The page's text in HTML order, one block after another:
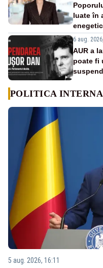
luate în
6 aug.
AUR a
poate fi
POLITICA
5 aug. 2026, 16:11